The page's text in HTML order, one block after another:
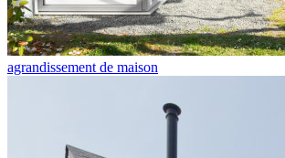
agrandissement de maison